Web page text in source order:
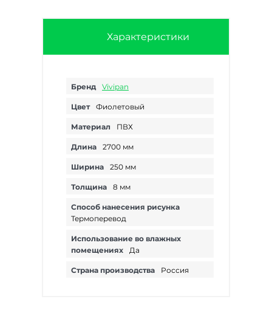
Характеристики
Бренд Vivipan
Цвет Фиолетовый
Материал ПВХ
Длина 2700 мм
Ширина 250 мм
Толщина 8 мм
Способ нанесения рисунка
Термоперевод
Использование во влажных
помещениях
Да
Страна производства Россия